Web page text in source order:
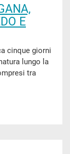
E
cinque giorni
lungo la
tra